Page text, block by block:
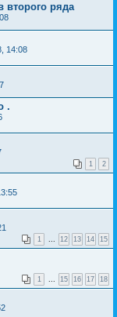
второго ряда
14:08
.
1 2
1 ... 12 13 14 15
1 ... 15 16 17 18